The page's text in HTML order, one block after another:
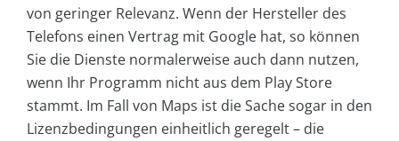
von geringer Relevanz. Wenn der Hersteller des
Telefons einen Vertrag mit Google hat, so können
Sie die Dienste normalerweise auch dann nutzen,
wenn Ihr Programm nicht aus dem Play Store
stammt. Im Fall von Maps ist die Sache sogar in den
Lizenzbedingungen einheitlich geregelt – die